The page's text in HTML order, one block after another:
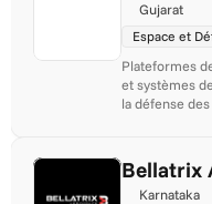
Gujarat
Espace et
Plateformes
et systèmes
la défense
Bellatrix
Karnataka